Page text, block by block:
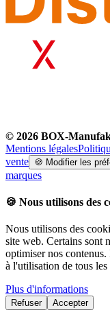
© 2026 BOX-
Mentions légales
vente 🍪 Modifier les
marques
🍪 Nous utilisons des
Nous utilisons des
site web. Certains sont
optimiser nos
à l'utilisation de tous les
Plus d'informations
Refuser Accepter